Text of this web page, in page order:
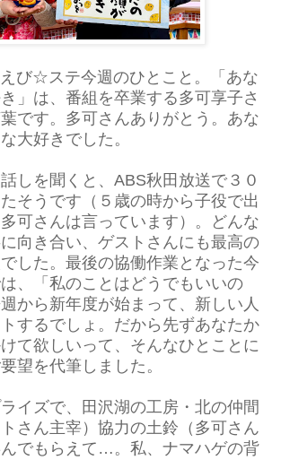
び☆ステ今週のひとこと。「あな
」は、番組を卒業する多可享子さ
です。多可さんありがとう。あな
大好きでした。
しを聞くと、ABS秋田放送で３０
そうです（５歳の時から子役で出
可さんは言っています）。どんな
向き合い、ゲストさんにも最高の
した。最後の協働作業となった今
、「私のことはどうでもいいの
から新年度が始まって、新しい人
するでしょ。だから先ずあなたか
て欲しいって、そんなひとことに
望を代筆しました。
イズで、田沢湖の工房・北の仲間
さん主宰）協力の土鈴（多可さん
でもらえて…。私、ナマハゲの背